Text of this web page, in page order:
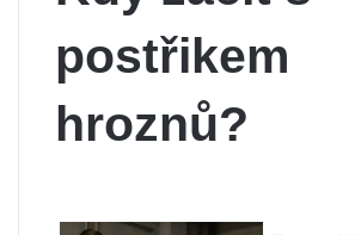
postřikem
hroznů?